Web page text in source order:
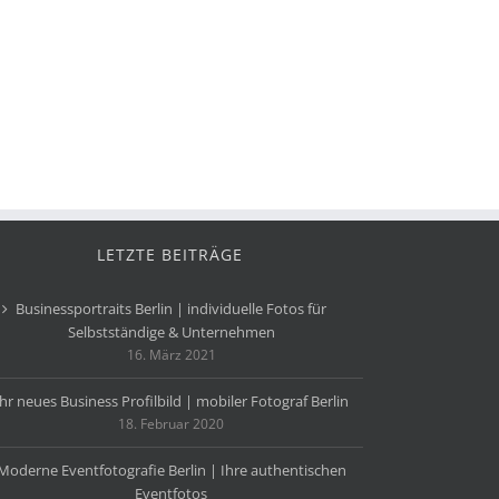
LETZTE BEITRÄGE
Businessportraits Berlin | individuelle Fotos für
Selbstständige & Unternehmen
16. März 2021
neues Business Profilbild | mobiler Fotograf Berlin
18. Februar 2020
Eventfotografie Berlin | Ihre authentischen
Eventfotos